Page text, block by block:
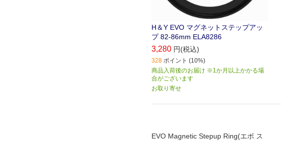
H＆Y EVO マグネットステップアッ
プ 82-86mm ELA8286
3,280 円(税込)
328 ポイント (10%)
商品入荷後のお届け ※1か月以上かかる場
合がございます
お取り寄せ
EVO Magnetic Stepup Ring(エボ ス